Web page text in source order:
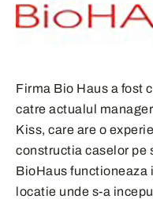
Firma Bio Haus a fost
catre actualul
Kiss, care are o
constructia caselor pe
BioHaus functioneaza
locatie unde s-a